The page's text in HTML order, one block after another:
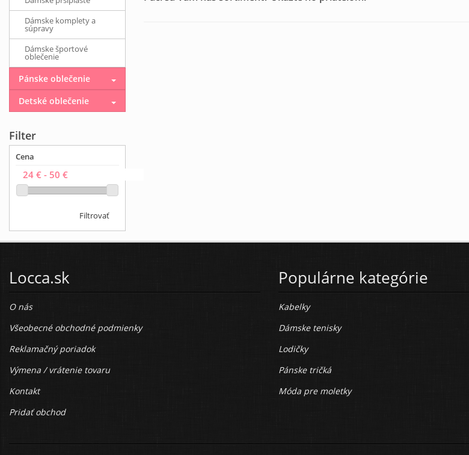
Dámske komplety a
súpravy
Dámske športové
oblečenie
Pánske oblečenie
Detské oblečenie
Filter
Cena
Filtrovať
Locca.sk
O nás
Všeobecné obchodné podmienky
Reklamačný poriadok
Výmena / vrátenie tovaru
Kontakt
Pridať obchod
Populárne kategórie
Kabelky
Dámske tenisky
Lodičky
Pánske tričká
Móda pre moletky